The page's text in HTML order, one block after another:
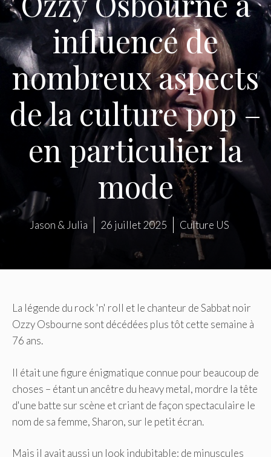
influencé de
nombreux aspects
de la culture pop –
en particulier la
mode
Jason & Julia 26 juillet 2025 Culture US
La légende du rock 'n' roll et le chanteur de Sabbat noir
Ozzy Osbourne sont décédées plus tôt cette semaine à
76 ans.
Il était une figure énigmatique connue pour beaucoup de
choses – étant un ancêtre du heavy metal, mordre la tête
d'une batte sur scène etcriant de façon spectaculaire le
nom de sa femme, Sharon, sur le petit écran.
Mais il avait aussi un look indubitable: de minuscules